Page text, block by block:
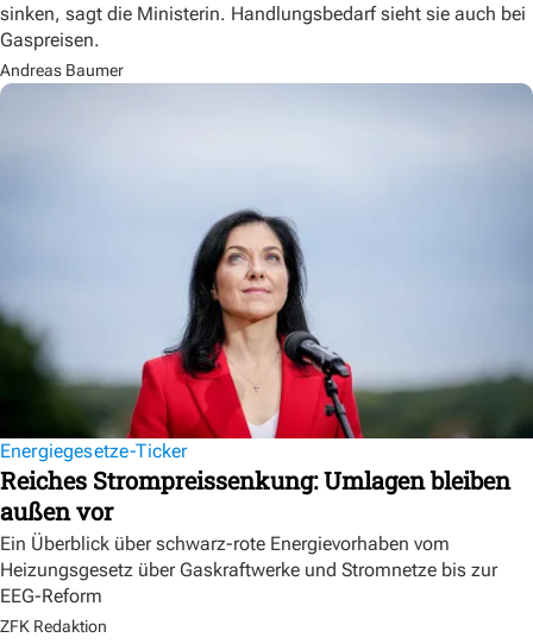
sinken, sagt die Ministerin. Handlungsbedarf sieht sie auch bei
Gaspreisen.
Andreas Baumer
Energiegesetze-Ticker
Reiches Strompreissenkung: Umlagen bleiben
außen vor
Ein Überblick über schwarz-rote Energievorhaben vom
Heizungsgesetz über Gaskraftwerke und Stromnetze bis zur
EEG-Reform
ZFK Redaktion